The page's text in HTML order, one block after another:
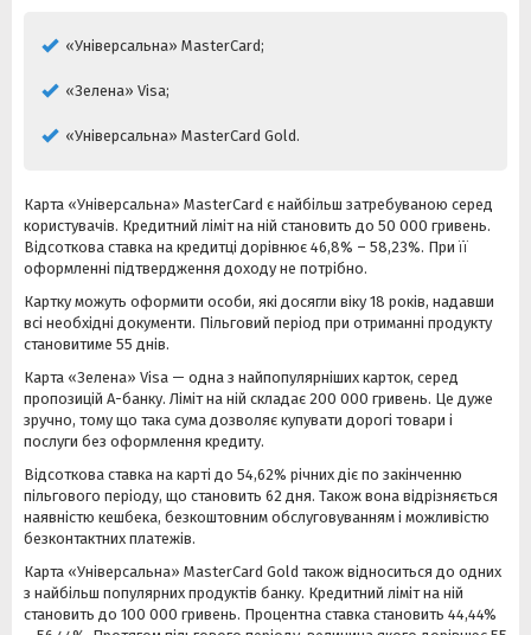
«Універсальна» MasterCard;
«Зелена» Visa;
«Універсальна» MasterCard Gold.
Карта «Універсальна» MasterCard є найбільш затребуваною серед
користувачів. Кредитний ліміт на ній становить до 50 000 гривень.
Відсоткова ставка на кредитці дорівнює 46,8% – 58,23%. При її
оформленні підтвердження доходу не потрібно.
Картку можуть оформити особи, які досягли віку 18 років, надавши
всі необхідні документи. Пільговий період при отриманні продукту
становитиме 55 днів.
Карта «Зелена» Visa — одна з найпопулярніших карток, серед
пропозицій А-банку. Ліміт на ній складає 200 000 гривень. Це дуже
зручно, тому що така сума дозволяє купувати дорогі товари і
послуги без оформлення кредиту.
Відсоткова ставка на карті до 54,62% ​​річних діє по закінченню
пільгового періоду, що становить 62 дня. Також вона відрізняється
наявністю кешбека, безкоштовним обслуговуванням і можливістю
безконтактних платежів.
Карта «Універсальна» MasterCard Gold також відноситься до одних
з найбільш популярних продуктів банку. Кредитний ліміт на ній
становить до 100 000 гривень. Процентна ставка становить 44,44%